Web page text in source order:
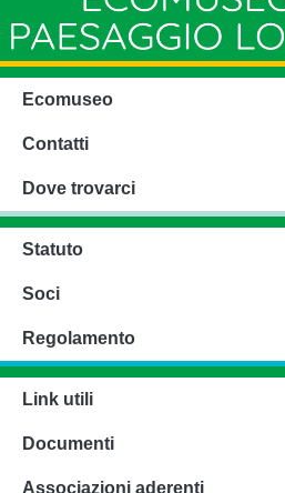
Ecomuseo
Contatti
Dove trovarci
Statuto
Soci
Regolamento
Link utili
Documenti
Associazioni aderenti